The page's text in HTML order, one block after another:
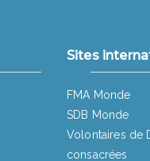
Sites
FMA Monde
SDB Monde
Volontaires de
consacrées